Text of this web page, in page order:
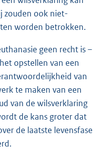
zouden ook niet-
worden betrokken.
geen recht is –
opstellen van een
van
te maken van een
van de wilsverklaring
de kans groter dat
de laatste levensfase